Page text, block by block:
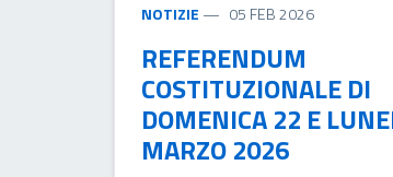
NOTIZIE 05 FEB 2026
REFERENDUM
COSTITUZIONALE DI
DOMENICA 22 E
MARZO 2026